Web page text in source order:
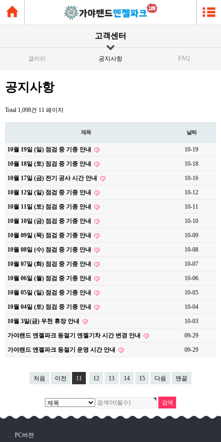
고객센터
갤러리 공지사항 FAQ
공지사항
Total 1,098건 11 페이지
제목 날짜
10월 19일 (일) 점검 중 기종 안내 10-19
10월 18일 (토) 점검 중 기종 안내 10-18
10월 17일 (금) 전기 공사 시간 안내 10-16
10월 12일 (일) 점검 중 기종 안내 10-12
10월 11일 (토) 점검 중 기종 안내 10-11
10월 10일 (금) 점검 중 기종 안내 10-10
10월 09일 (목) 점검 중 기종 안내 10-09
10월 08일 (수) 점검 중 기종 안내 10-08
10월 07일 (화) 점검 중 기종 안내 10-07
10월 06일 (월) 점검 중 기종 안내 10-06
10월 05일 (일) 점검 중 기종 안내 10-05
10월 04일 (토) 점검 중 기종 안내 10-04
10월 3일(금) 우천 휴장 안내 10-03
가야랜드 엔젤파크 동절기 엔젤기차 시간 변경 안내 09-29
가야랜드 엔젤파크 동절기 운영 시간 안내 09-29
처음 이전 11 12 13 14 15 다음 맨끝
PC버전